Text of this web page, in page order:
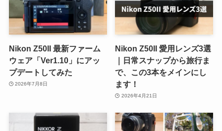
Nikon Z50II 最新ファーム
ウェア「Ver1.10」にアッ
プデートしてみた
2026年7月8日
Nikon Z50II 愛用レンズ3選
｜日常スナップから旅行ま
で、この3本をメインにし
ます！
2026年4月21日